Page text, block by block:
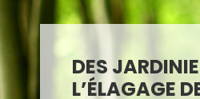
DES
L’ÉLAGAGE